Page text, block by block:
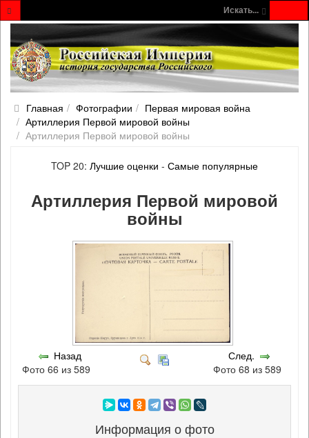
Искать...
Главная Фотографии
Первая мировая война
Артиллерия Первой мировой войны
Артиллерия Первой мировой войны
TOP 20: Лучшие оценки - Самые популярные
Артиллерия Первой мировой
войны
Назад
Фото 66 из 589
След.
Фото 68 из 589
Информация о фото